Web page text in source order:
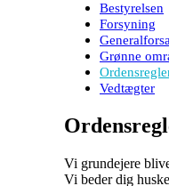
Bestyrelsen
Forsyning
Grønne
Vedtægter
Vi grundejere
Vi beder dig